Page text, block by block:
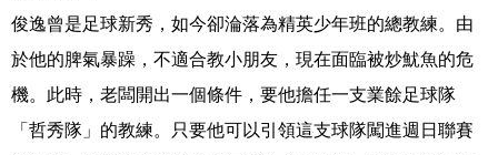
俊逸曾是足球新秀，如今卻淪落為精英少年班的總教練。由
於他的脾氣暴躁，不適合教小朋友，現在面臨被炒魷魚的危
機。此時，老闆開出一個條件，要他擔任一支業餘足球隊
「哲秀隊」的教練。只要他可以引領這支球隊闖進週日聯賽